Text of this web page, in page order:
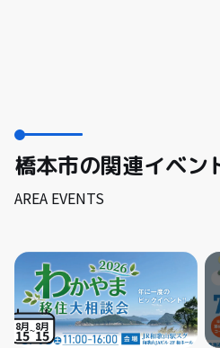
橋本市の関連イベン
AREA EVENTS
8月
15
8月
15